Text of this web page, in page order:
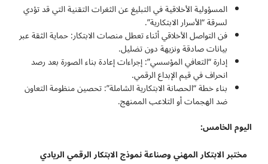
المسؤولية الأخلاقية في التبليغ عن الثغرات التقنية التي قد تؤدي
لسرقة “الأسرار الابتكارية”.
فن التواصل الأخلاقي أثناء تعطل منصات الابتكار: حماية الثقة عبر
بيانات صادقة ونزيهة دون تضليل.
إدارة “التعافي المؤسسي”: إجراءات إعادة بناء الصورة بعد رصد
انحراف في قيم الإبداع الرقمي.
بناء خطة “الحصانة الابتكارية الشاملة”: تحصين منظومة التعاون
ضد الهجمات أو التلاعب الممنهج.
اليوم الخامس:
مختبر الابتكار المهني وصناعة نموذج الابتكار الرقمي الريادي